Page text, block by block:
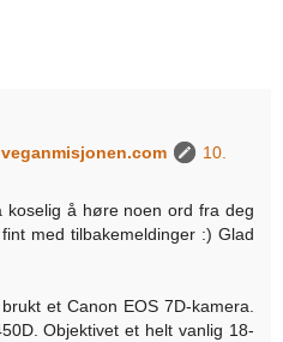
10.
koselig å høre noen ord fra deg
med tilbakemeldinger :) Glad
et Canon EOS 7D-kamera.
Objektivet et helt vanlig 18-